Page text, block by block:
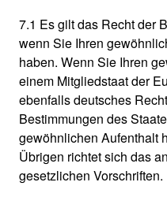
7.1 Es gilt das Recht der
wenn Sie Ihren
haben. Wenn Sie Ihren
einem Mitgliedstaat der
ebenfalls deutsches
Bestimmungen des
gewöhnlichen Aufenthalt
Übrigen richtet sich das
gesetzlichen Vorschriften.